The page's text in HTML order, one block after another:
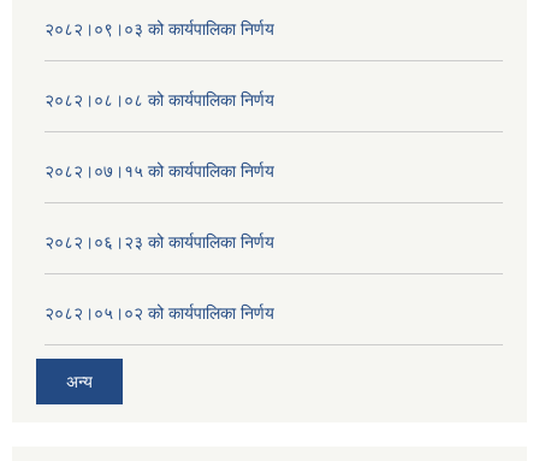
२०८२।०९।०३ को कार्यपालिका निर्णय
२०८२।०८।०८ को कार्यपालिका निर्णय
२०८२।०७।१५ को कार्यपालिका निर्णय
२०८२।०६।२३ को कार्यपालिका निर्णय
२०८२।०५।०२ को कार्यपालिका निर्णय
अन्य